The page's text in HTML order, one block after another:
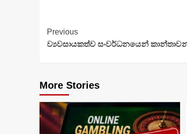
Continue
Reading
Previous
ව්‍යවසායකත්ව සංවර්ධනයෙන්
More Stories